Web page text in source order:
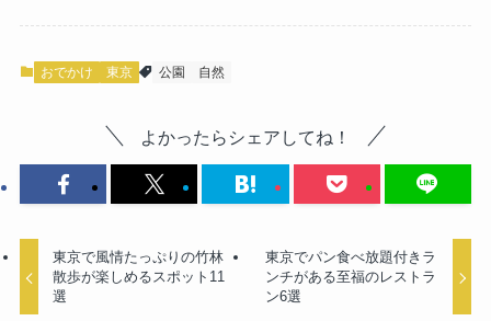
おでかけ 東京 公園 自然
よかったらシェアしてね！
東京で風情たっぷりの竹林
散歩が楽しめるスポット11
選
東京でパン食べ放題付きラ
ンチがある至福のレストラ
ン6選